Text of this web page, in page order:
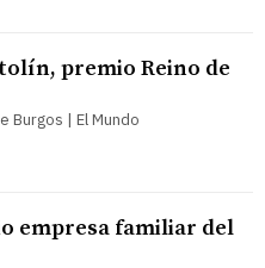
premio Reino de
Burgos | El Mundo
empresa familiar del